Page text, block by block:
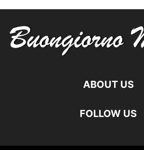
ABOUT US
FOLLOW US